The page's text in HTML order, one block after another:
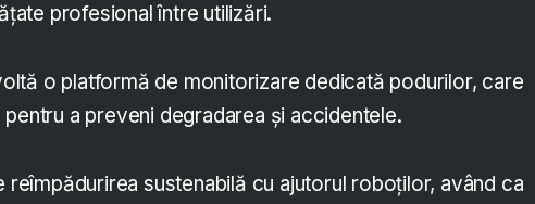
profesional între utilizări.
o platformă de monitorizare dedicată podurilor, care
a preveni degradarea și accidentele.
reîmpădurirea sustenabilă cu ajutorul roboților, având ca